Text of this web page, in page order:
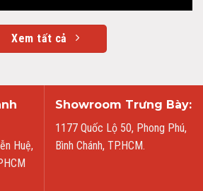
Xem tất cả
Huệ,
Showroom Trưng Bày:
1177 Quốc Lộ 50, Phong Phú,
Bình Chánh, TP.HCM.